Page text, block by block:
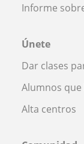
Informe
Únete
Dar clases
Alumnos
Alta centros